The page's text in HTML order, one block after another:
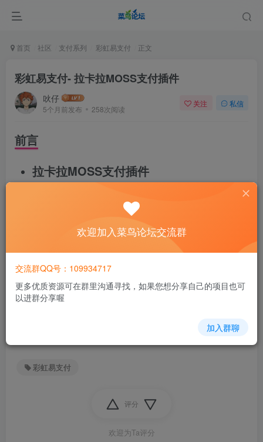
首页 社区 支付系列 彩虹易支付 正文
彩虹易支付- 拉卡拉MOSS支付插件
吙仔
5个月前发布 258次阅读
关注 私信
前言
拉卡拉MOSS支付插件
联系对应商务进件使用
产品是属于官方api对接使用
下载地址
此处内容已隐藏，请评论后刷新页面查看.
彩虹易支付
评分
欢迎为Ta评分
欢迎加入菜鸟论坛交流群
交流群QQ号：109934717
更多优质资源可在群里沟通寻找，如果您想分享自己的项目也可
以进群分享喔
加入群聊